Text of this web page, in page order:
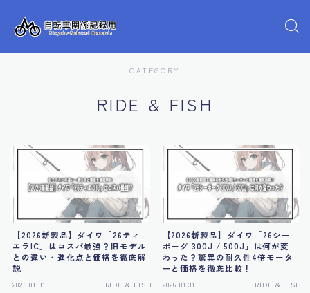
CATEGORY
RIDE & FISH
【2026新製品】ダイワ「26ティ
エラIC」はコスパ最強？旧モデル
との違い・進化点と価格を徹底解
説
2026.01.31 RIDE & FISH
【2026新製品】ダイワ「26シー
ボーグ 300J / 500J」は何が変
わった？驚異の耐久性4倍モータ
ーと価格を徹底比較！
2026.01.31 RIDE & FISH